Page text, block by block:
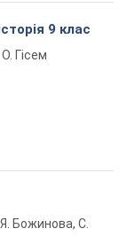
9 клас
Гісем
Я. Божинова, С.